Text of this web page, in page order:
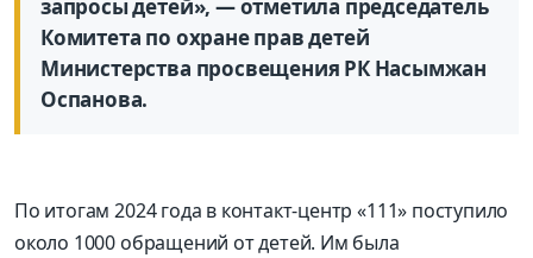
запросы детей», — отметила председатель
Комитета по охране прав детей
Министерства просвещения РК Насымжан
Оспанова.
По итогам 2024 года в контакт-центр «111» поступило
около 1000 обращений от детей. Им была